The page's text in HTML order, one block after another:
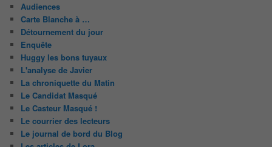
Audiences
Carte Blanche à …
Détournement du jour
Enquête
Huggy les bons tuyaux
L'analyse de Javier
La chroniquette du Matin
Le Candidat Masqué
Le Casteur Masqué !
Le courrier des lecteurs
Le journal de bord du Blog